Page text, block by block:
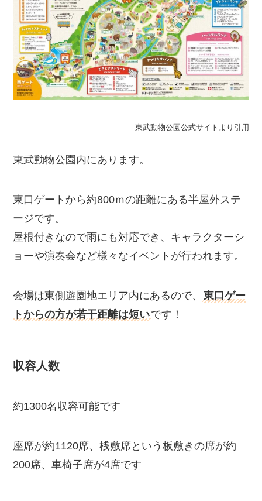
東武動物公園公式サイトより引用
東武動物公園内にあります。
東口ゲートから約800ｍの距離にある半屋外ステ
ージです。
屋根付きなので雨にも対応でき、キャラクターシ
ョーや演奏会など様々なイベントが行われます。
会場は東側遊園地エリア内にあるので、 東口ゲー
トからの方が若干距離は短いです！
収容人数
約1300名収容可能です
座席が約1120席、桟敷席という板敷きの席が約
200席、車椅子席が4席です